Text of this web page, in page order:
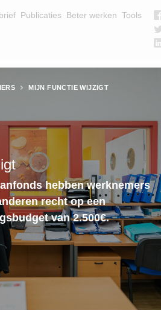
Publicaties Beter werken Tools
MIJN FUNCTIE WIJZIGT
hebben werknemers
recht op een
van 2.500€.